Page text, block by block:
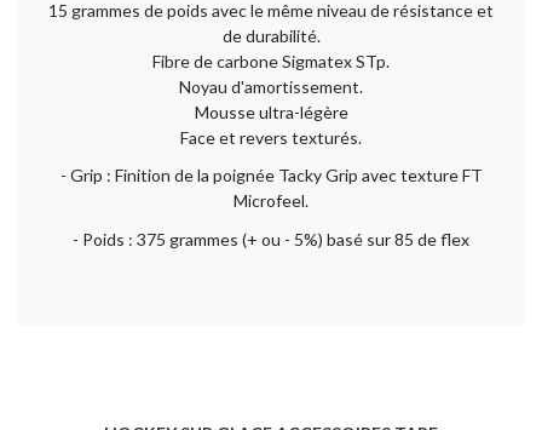
15 grammes de poids avec le même niveau de résistance et
de durabilité.
Fibre de carbone Sigmatex STp.
Noyau d'amortissement.
Mousse ultra-légère
Face et revers texturés.
- Grip : Finition de la poignée Tacky Grip avec texture FT
Microfeel.
- Poids : 375 grammes (+ ou - 5%) basé sur 85 de flex